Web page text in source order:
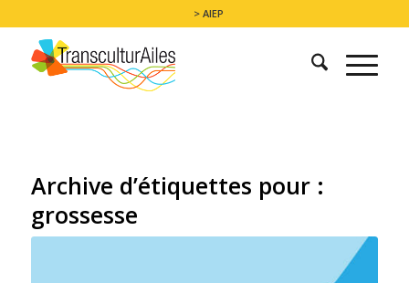
> AIEP
Archive d’étiquettes pour :
grossesse